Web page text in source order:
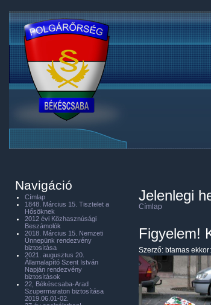
Jelenlegi
Címlap
Figyelem!
Szerző: btamas
Navigáció
Címlap
1848. Március 15. Tisztelet a
Hősöknek
2012 évi Közhasznúsági
Beszámolók
2018. Március 15. Nemzeti
Ünnepünk rendezvény
biztosítása
2021. augusztus 20.
Államalapító Szent István
Napján rendezvény
biztosítások
22, Békéscsaba-Arad
Szupermaraton biztosítása
2019.06.01-02.